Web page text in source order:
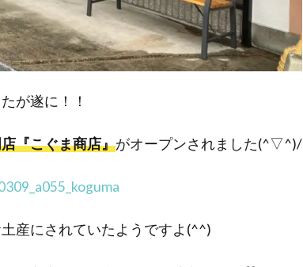
が遂に！！
『こぐま商店』がオープンされました(^▽^)/
産にされていたようですよ(^^)